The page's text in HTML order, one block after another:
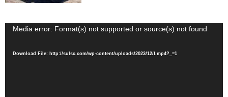
Video
Media error: Format(s) not supported or source(s) not found
Download File: http://sulsc.com/wp-content/uploads/2023/12/f.mp4?_=1